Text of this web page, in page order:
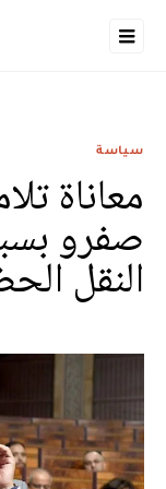
سياسة
معاناة
صفرو
النقل